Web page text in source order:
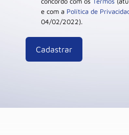
e com a Política de
04/02/2022).